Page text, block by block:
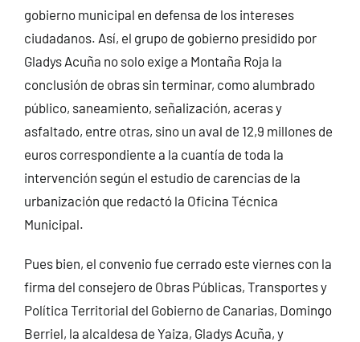
gobierno municipal en defensa de los intereses
ciudadanos. Así, el grupo de gobierno presidido por
Gladys Acuña no solo exige a Montaña Roja la
conclusión de obras sin terminar, como alumbrado
público, saneamiento, señalización, aceras y
asfaltado, entre otras, sino un aval de 12,9 millones de
euros correspondiente a la cuantía de toda la
intervención según el estudio de carencias de la
urbanización que redactó la Oficina Técnica
Municipal.
Pues bien, el convenio fue cerrado este viernes con la
firma del consejero de Obras Públicas, Transportes y
Política Territorial del Gobierno de Canarias, Domingo
Berriel, la alcaldesa de Yaiza, Gladys Acuña, y